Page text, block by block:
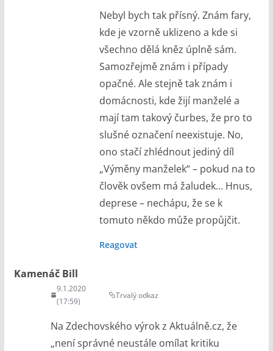
Nebyl bych tak přísný. Znám fary,
kde je vzorně uklizeno a kde si
všechno dělá kněz úplně sám.
Samozřejmě znám i případy
opačné. Ale stejně tak znám i
domácnosti, kde žijí manželé a
mají tam takový čurbes, že pro to
slušné označení neexistuje. No,
ono stačí zhlédnout jediný díl
„Výměny manželek“ – pokud na to
člověk ovšem má žaludek… Hnus,
deprese – nechápu, že se k
tomuto někdo může propůjčit.
Reagovat
Kamenáč Bill
9.1.2020
(17:59)
Trvalý odkaz
Na Zdechovského výrok z Aktuálně.cz, že
„není správné neustále omílat kritiku